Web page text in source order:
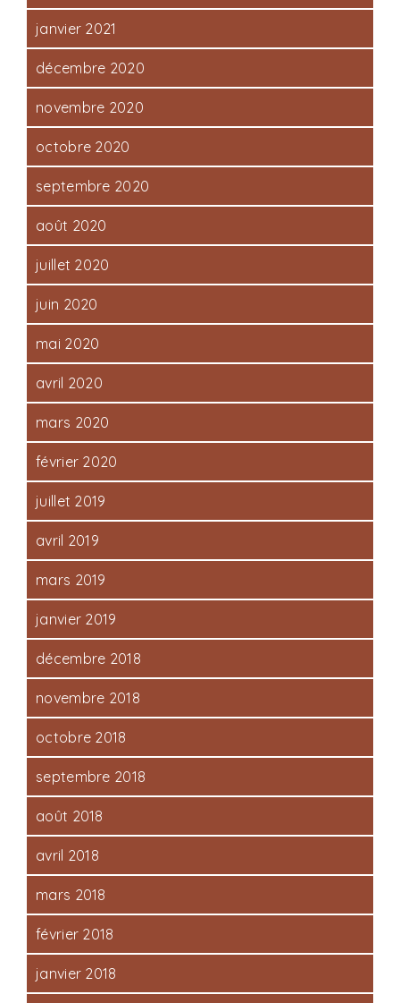
janvier 2021
décembre 2020
novembre 2020
octobre 2020
septembre 2020
août 2020
juillet 2020
juin 2020
mai 2020
avril 2020
mars 2020
février 2020
juillet 2019
avril 2019
mars 2019
janvier 2019
décembre 2018
novembre 2018
octobre 2018
septembre 2018
août 2018
avril 2018
mars 2018
février 2018
janvier 2018